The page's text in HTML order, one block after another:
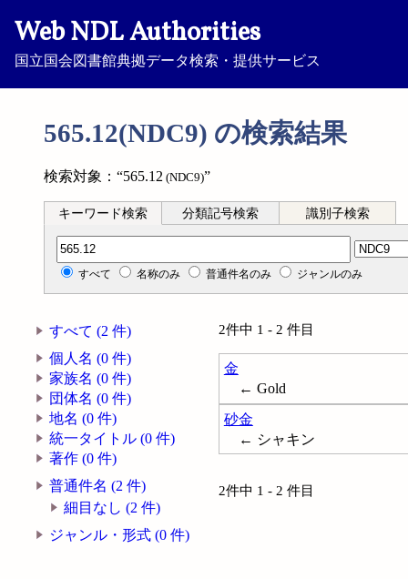
Web NDL Authorities
国立国会図書館典拠データ検索・提供サービス
565.12(NDC9) の検索結果
検索対象：“565.12 (NDC9)”
キーワード検索 分類記号検索 識別子検索
分類記号検索
すべて 名称のみ 普通件名のみ ジャンルのみ
すべて (2 件)
個人名 (0 件)
家族名 (0 件)
団体名 (0 件)
地名 (0 件)
統一タイトル (0 件)
著作 (0 件)
普通件名 (2 件)
細目なし (2 件)
ジャンル・形式 (0 件)
2件中 1 - 2 件目
金
← Gold
砂金
← シャキン
2件中 1 - 2 件目